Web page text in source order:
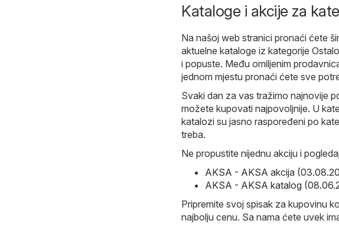
Kataloge i akcije za
Na našoj web stranici pronaći ćete
aktuelne kataloge iz kategorije
i popuste. Među omiljenim
jednom mjestu pronaći ćete sve
Svaki dan za vas tražimo najnovije
možete kupovati najpovoljnije. U
katalozi su jasno raspoređeni po
treba.
Ne propustite nijednu akciju i
AKSA - AKSA akcija
AKSA - AKSA katalog
Pripremite svoj spisak za kupovinu
najbolju cenu. Sa nama ćete uvek